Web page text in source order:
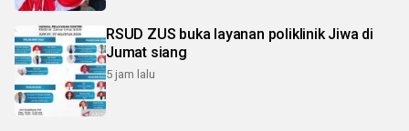
RSUD ZUS buka layanan poliklinik Jiwa di
Jumat siang
5 jam lalu